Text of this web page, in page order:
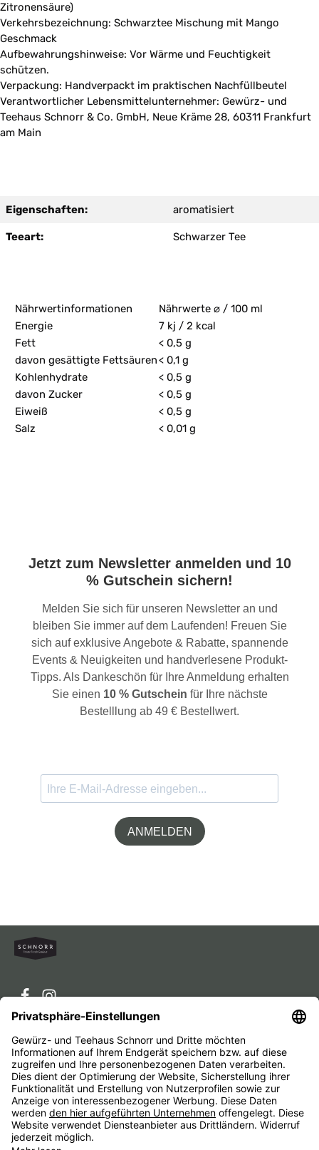
Zitronensäure)
Verkehrsbezeichnung: Schwarztee Mischung mit Mango
Geschmack
Aufbewahrungshinweise: Vor Wärme und Feuchtigkeit
schützen.
Verpackung: Handverpackt im praktischen Nachfüllbeutel
Verantwortlicher Lebensmittelunternehmer: Gewürz- und
Teehaus Schnorr & Co. GmbH, Neue Kräme 28, 60311 Frankfurt
am Main
Eigenschaften: aromatisiert
Teeart: Schwarzer Tee
Nährwertinformationen
Nährwerte ⌀ / 100 ml
Energie
7 kj / 2 kcal
Fett
< 0,5 g
davon gesättigte Fettsäuren< 0,1 g
Kohlenhydrate
< 0,5 g
davon Zucker
< 0,5 g
Eiweiß
< 0,5 g
Salz
< 0,01 g
Jetzt zum Newsletter anmelden und 10
% Gutschein sichern!
Melden Sie sich für unseren Newsletter an und
bleiben Sie immer auf dem Laufenden! Freuen Sie
sich auf exklusive Angebote & Rabatte, spannende
Events & Neuigkeiten und handverlesene Produkt-
Tipps. Als Dankeschön für Ihre Anmeldung erhalten
Sie einen 10 % Gutschein für Ihre nächste
Bestelllung ab 49 € Bestellwert.
ANMELDEN
Service-Hotline
Service
Unternehmen